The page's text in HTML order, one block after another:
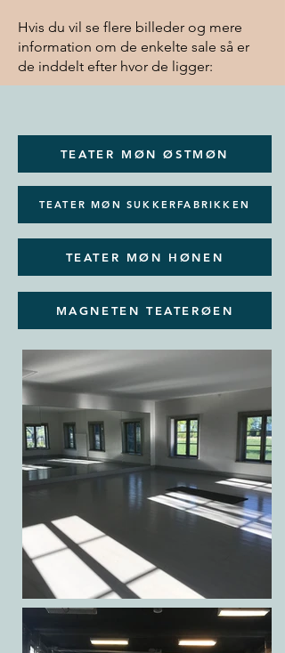
Hvis du vil se flere billeder og mere
information om de enkelte sale så er
de inddelt efter hvor de ligger:
TEATER MØN ØSTMØN
TEATER MØN SUKKERFABRIKKEN
TEATER MØN HØNEN
MAGNETEN TEATERØEN